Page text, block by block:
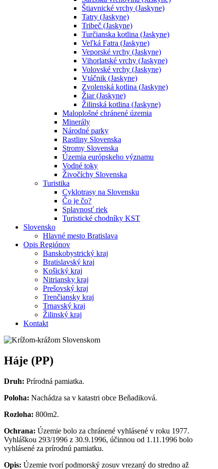
Štiavnické vrchy (Jaskyne)
Tatry (Jaskyne)
Tribeč (Jaskyne)
Turčianska kotlina (Jaskyne)
Veľká Fatra (Jaskyne)
Veporské vrchy (Jaskyne)
Vihorlatské vrchy (Jaskyne)
Volovské vrchy (Jaskyne)
Vtáčnik (Jaskyne)
Zvolenská kotlina (Jaskyne)
Žiar (Jaskyne)
Žilinská kotlina (Jaskyne)
Maloplošné chránené územia
Minerály
Národné parky
Rastliny Slovenska
Stromy Slovenska
Územia európskeho významu
Vodné toky
Živočíchy Slovenska
Turistika
Cyklotrasy na Slovensku
Čo je čo?
Splavnosť riek
Turistické chodníky KST
Slovensko
Hlavné mesto Bratislava
Opis Regiónov
Banskobystrický kraj
Bratislavský kraj
Košický kraj
Nitriansky kraj
Prešovský kraj
Trenčiansky kraj
Trnavský kraj
Žilinský kraj
Kontakt
Háje (PP)
Druh: Prírodná pamiatka.
Poloha: Nachádza sa v katastri obce Beňadiková.
Rozloha: 800m2.
Ochrana: Územie bolo za chránené vyhlásené v roku 1977.
Vyhláškou 293/1996 z 30.9.1996, účinnou od 1.11.1996 bolo
vyhlásené za prírodnú pamiatku.
Opis: Územie tvorí podmorský zosuv vrezaný do stredno až